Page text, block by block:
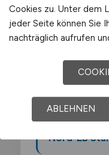
Der
in
Arbeitgebern
(Eurogate)
Nord-LB
Cookies zu. Unter dem
jeder Seite können Sie
nachträglich aufrufen
ABLEHNEN